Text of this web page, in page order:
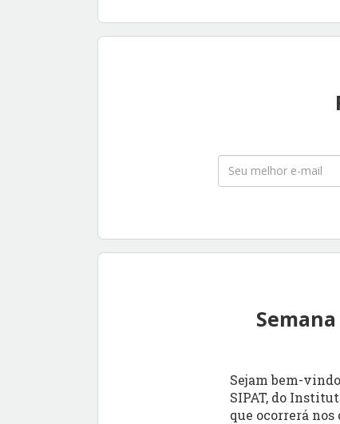
Sejam bem-
SIPAT, do
que ocorrerá nos